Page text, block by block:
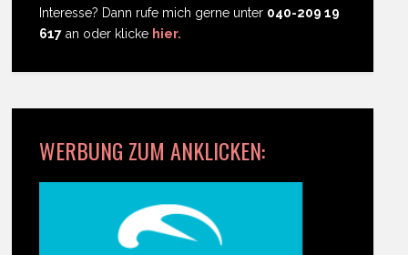
Interesse? Dann rufe mich gerne unter 040-209 19
617 an oder klicke hier.
WERBUNG ZUM ANKLICKEN: